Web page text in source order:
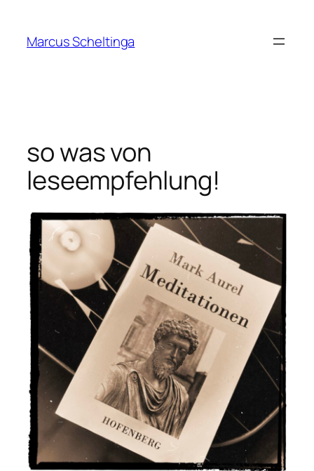
springen
Marcus Scheltinga
so was von
leseempfehlung!